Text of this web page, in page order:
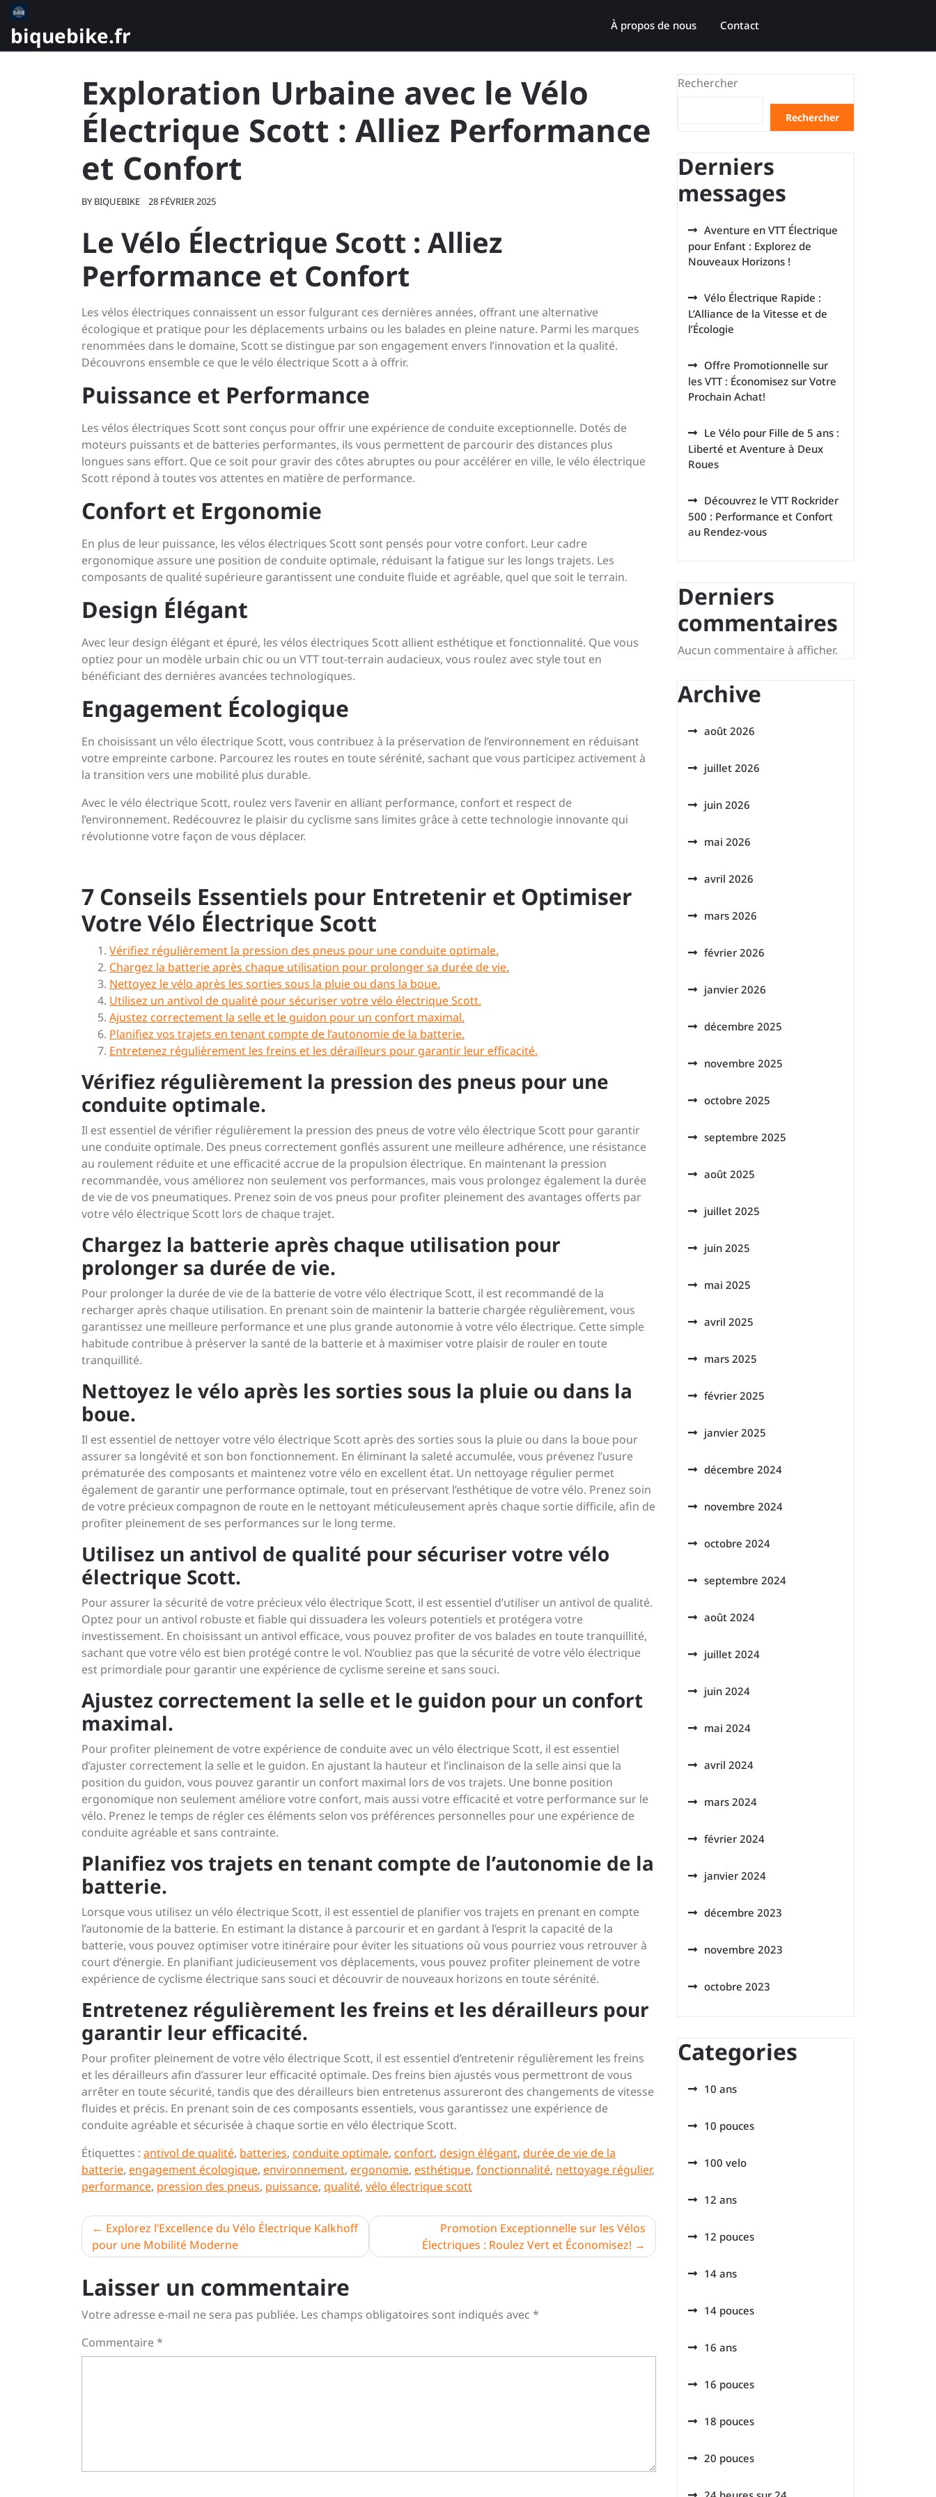
Skip
content
biquebike.fr À propos de nous Contact
Exploration Urbaine avec le Vélo
Électrique Scott : Alliez Performance
et Confort
BY BIQUEBIKE 28 FÉVRIER 2025
Le Vélo Électrique Scott : Alliez
Performance et Confort
Les vélos électriques connaissent un essor fulgurant ces dernières années, offrant une alternative
écologique et pratique pour les déplacements urbains ou les balades en pleine nature. Parmi les marques
renommées dans le domaine, Scott se distingue par son engagement envers l’innovation et la qualité.
Découvrons ensemble ce que le vélo électrique Scott a à offrir.
Puissance et Performance
Les vélos électriques Scott sont conçus pour offrir une expérience de conduite exceptionnelle. Dotés de
moteurs puissants et de batteries performantes, ils vous permettent de parcourir des distances plus
longues sans effort. Que ce soit pour gravir des côtes abruptes ou pour accélérer en ville, le vélo électrique
Scott répond à toutes vos attentes en matière de performance.
Confort et Ergonomie
En plus de leur puissance, les vélos électriques Scott sont pensés pour votre confort. Leur cadre
ergonomique assure une position de conduite optimale, réduisant la fatigue sur les longs trajets. Les
composants de qualité supérieure garantissent une conduite fluide et agréable, quel que soit le terrain.
Design Élégant
Avec leur design élégant et épuré, les vélos électriques Scott allient esthétique et fonctionnalité. Que vous
optiez pour un modèle urbain chic ou un VTT tout-terrain audacieux, vous roulez avec style tout en
bénéficiant des dernières avancées technologiques.
Engagement Écologique
En choisissant un vélo électrique Scott, vous contribuez à la préservation de l’environnement en réduisant
votre empreinte carbone. Parcourez les routes en toute sérénité, sachant que vous participez activement à
la transition vers une mobilité plus durable.
Avec le vélo électrique Scott, roulez vers l’avenir en alliant performance, confort et respect de
l’environnement. Redécouvrez le plaisir du cyclisme sans limites grâce à cette technologie innovante qui
révolutionne votre façon de vous déplacer.
7 Conseils Essentiels pour Entretenir et Optimiser
Votre Vélo Électrique Scott
Vérifiez régulièrement la pression des pneus pour une conduite optimale.
Chargez la batterie après chaque utilisation pour prolonger sa durée de vie.
Nettoyez le vélo après les sorties sous la pluie ou dans la boue.
Utilisez un antivol de qualité pour sécuriser votre vélo électrique Scott.
Ajustez correctement la selle et le guidon pour un confort maximal.
Planifiez vos trajets en tenant compte de l’autonomie de la batterie.
Entretenez régulièrement les freins et les dérailleurs pour garantir leur efficacité.
Vérifiez régulièrement la pression des pneus pour une
conduite optimale.
Il est essentiel de vérifier régulièrement la pression des pneus de votre vélo électrique Scott pour garantir
une conduite optimale. Des pneus correctement gonflés assurent une meilleure adhérence, une résistance
au roulement réduite et une efficacité accrue de la propulsion électrique. En maintenant la pression
recommandée, vous améliorez non seulement vos performances, mais vous prolongez également la durée
de vie de vos pneumatiques. Prenez soin de vos pneus pour profiter pleinement des avantages offerts par
votre vélo électrique Scott lors de chaque trajet.
Chargez la batterie après chaque utilisation pour
prolonger sa durée de vie.
Pour prolonger la durée de vie de la batterie de votre vélo électrique Scott, il est recommandé de la
recharger après chaque utilisation. En prenant soin de maintenir la batterie chargée régulièrement, vous
garantissez une meilleure performance et une plus grande autonomie à votre vélo électrique. Cette simple
habitude contribue à préserver la santé de la batterie et à maximiser votre plaisir de rouler en toute
tranquillité.
Nettoyez le vélo après les sorties sous la pluie ou dans la
boue.
Il est essentiel de nettoyer votre vélo électrique Scott après des sorties sous la pluie ou dans la boue pour
assurer sa longévité et son bon fonctionnement. En éliminant la saleté accumulée, vous prévenez l’usure
prématurée des composants et maintenez votre vélo en excellent état. Un nettoyage régulier permet
également de garantir une performance optimale, tout en préservant l’esthétique de votre vélo. Prenez soin
de votre précieux compagnon de route en le nettoyant méticuleusement après chaque sortie difficile, afin de
profiter pleinement de ses performances sur le long terme.
Utilisez un antivol de qualité pour sécuriser votre vélo
électrique Scott.
Pour assurer la sécurité de votre précieux vélo électrique Scott, il est essentiel d’utiliser un antivol de qualité.
Optez pour un antivol robuste et fiable qui dissuadera les voleurs potentiels et protégera votre
investissement. En choisissant un antivol efficace, vous pouvez profiter de vos balades en toute tranquillité,
sachant que votre vélo est bien protégé contre le vol. N’oubliez pas que la sécurité de votre vélo électrique
est primordiale pour garantir une expérience de cyclisme sereine et sans souci.
Ajustez correctement la selle et le guidon pour un confort
maximal.
Pour profiter pleinement de votre expérience de conduite avec un vélo électrique Scott, il est essentiel
d’ajuster correctement la selle et le guidon. En ajustant la hauteur et l’inclinaison de la selle ainsi que la
position du guidon, vous pouvez garantir un confort maximal lors de vos trajets. Une bonne position
ergonomique non seulement améliore votre confort, mais aussi votre efficacité et votre performance sur le
vélo. Prenez le temps de régler ces éléments selon vos préférences personnelles pour une expérience de
conduite agréable et sans contrainte.
Planifiez vos trajets en tenant compte de l’autonomie de la
batterie.
Lorsque vous utilisez un vélo électrique Scott, il est essentiel de planifier vos trajets en prenant en compte
l’autonomie de la batterie. En estimant la distance à parcourir et en gardant à l’esprit la capacité de la
batterie, vous pouvez optimiser votre itinéraire pour éviter les situations où vous pourriez vous retrouver à
court d’énergie. En planifiant judicieusement vos déplacements, vous pouvez profiter pleinement de votre
expérience de cyclisme électrique sans souci et découvrir de nouveaux horizons en toute sérénité.
Entretenez régulièrement les freins et les dérailleurs pour
garantir leur efficacité.
Pour profiter pleinement de votre vélo électrique Scott, il est essentiel d’entretenir régulièrement les freins
et les dérailleurs afin d’assurer leur efficacité optimale. Des freins bien ajustés vous permettront de vous
arrêter en toute sécurité, tandis que des dérailleurs bien entretenus assureront des changements de vitesse
fluides et précis. En prenant soin de ces composants essentiels, vous garantissez une expérience de
conduite agréable et sécurisée à chaque sortie en vélo électrique Scott.
Étiquettes : antivol de qualité, batteries, conduite optimale, confort, design élégant, durée de vie de la
batterie, engagement écologique, environnement, ergonomie, esthétique, fonctionnalité, nettoyage régulier,
performance, pression des pneus, puissance, qualité, vélo électrique scott
Navigation
de
l’article
Explorez l’Excellence du Vélo Électrique Kalkhoff
pour une Mobilité Moderne
Promotion Exceptionnelle sur les Vélos
Électriques : Roulez Vert et Économisez!
Laisser un commentaire
Votre adresse e-mail ne sera pas publiée. Les champs obligatoires sont indiqués avec *
Commentaire*
Rechercher
Rechercher
Derniers
messages
Aventure en VTT Électrique
pour Enfant : Explorez de
Nouveaux Horizons !
Vélo Électrique Rapide :
L’Alliance de la Vitesse et de
l’Écologie
Offre Promotionnelle sur
les VTT : Économisez sur Votre
Prochain Achat!
Le Vélo pour Fille de 5 ans :
Liberté et Aventure à Deux
Roues
Découvrez le VTT Rockrider
500 : Performance et Confort
au Rendez-vous
Derniers
commentaires
Aucun commentaire à afficher.
Archive
août 2026
juillet 2026
juin 2026
mai 2026
avril 2026
mars 2026
février 2026
janvier 2026
décembre 2025
novembre 2025
octobre 2025
septembre 2025
août 2025
juillet 2025
juin 2025
mai 2025
avril 2025
mars 2025
février 2025
janvier 2025
décembre 2024
novembre 2024
octobre 2024
septembre 2024
août 2024
juillet 2024
juin 2024
mai 2024
avril 2024
mars 2024
février 2024
janvier 2024
décembre 2023
novembre 2023
octobre 2023
Categories
10 ans
10 pouces
100 velo
12 ans
12 pouces
14 ans
14 pouces
16 ans
16 pouces
18 pouces
20 pouces